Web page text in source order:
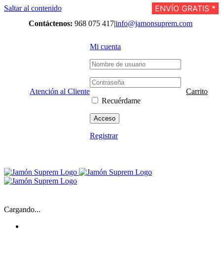
Saltar al contenido
Contáctenos: 968 075 417|info@jamonsuprem.com
Atención al Cliente
Mi cuenta
Recuérdame
Registrar
Carrito
Cargando...
ENVÍO GRATIS *
ENVÍO GRATIS *
ENVÍO GRATIS *
ENVÍO GRATIS *
ENVÍO GRATIS *
ENVÍO GRATIS *
ENVÍO GRATIS *
ENVÍO GRATIS *
ENVÍO GRATIS *
ENVÍO GRATIS *
ENVÍO GRATIS *
ENVÍO GRATIS *
ENVÍO GRATIS *
ENVÍO GRATIS *
ENVÍO GRATIS *